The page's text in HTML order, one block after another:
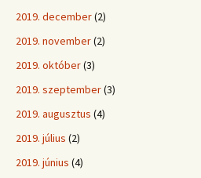
2019. december(2)
2019. november(2)
2019. október(3)
2019. szeptember(3)
2019. augusztus (4)
2019. július (2)
2019. június (4)